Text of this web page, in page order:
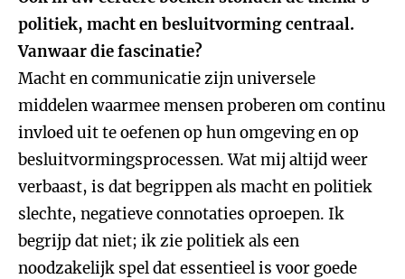
politiek, macht en besluitvorming centraal.
Vanwaar die fascinatie?
Macht en communicatie zijn universele
middelen waarmee mensen proberen om continu
invloed uit te oefenen op hun omgeving en op
besluitvormingsprocessen. Wat mij altijd weer
verbaast, is dat begrippen als macht en politiek
slechte, negatieve connotaties oproepen. Ik
begrijp dat niet; ik zie politiek als een
noodzakelijk spel dat essentieel is voor goede